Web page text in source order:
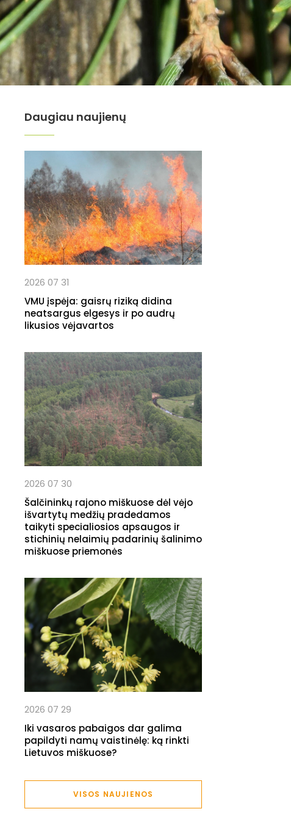
Daugiau naujienų
2026 07 31
VMU įspėja: gaisrų riziką didina
neatsargus elgesys ir po audrų
likusios vėjavartos
2026 07 30
Šalčininkų rajono miškuose dėl vėjo
išvartytų medžių pradedamos
taikyti specialiosios apsaugos ir
stichinių nelaimių padarinių šalinimo
miškuose priemonės
2026 07 29
Iki vasaros pabaigos dar galima
papildyti namų vaistinėlę: ką rinkti
Lietuvos miškuose?
VISOS NAUJIENOS